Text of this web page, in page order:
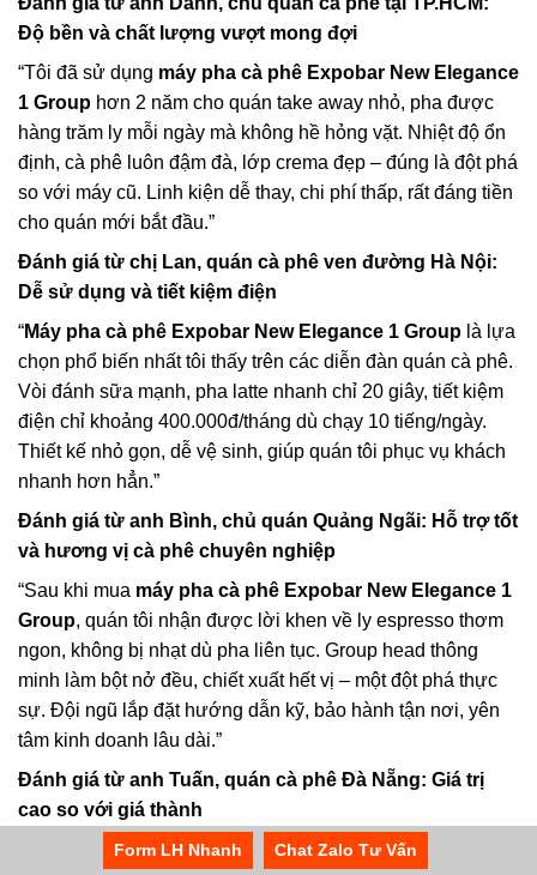
Form LH Nhanh Chat Zalo Tư Vấn
Độ bền và chất lượng vượt mong đợi
“Tôi đã sử dụng máy pha cà phê Expobar New Elegance
1 Group hơn 2 năm cho quán take away nhỏ, pha được
hàng trăm ly mỗi ngày mà không hề hỏng vặt. Nhiệt độ ổn
định, cà phê luôn đậm đà, lớp crema đẹp – đúng là đột phá
so với máy cũ. Linh kiện dễ thay, chi phí thấp, rất đáng tiền
cho quán mới bắt đầu.”
Đánh giá từ chị Lan, quán cà phê ven đường Hà Nội:
Dễ sử dụng và tiết kiệm điện
“Máy pha cà phê Expobar New Elegance 1 Group là lựa
chọn phổ biến nhất tôi thấy trên các diễn đàn quán cà phê.
Vòi đánh sữa mạnh, pha latte nhanh chỉ 20 giây, tiết kiệm
điện chỉ khoảng 400.000đ/tháng dù chạy 10 tiếng/ngày.
Thiết kế nhỏ gọn, dễ vệ sinh, giúp quán tôi phục vụ khách
nhanh hơn hẳn.”
Đánh giá từ anh Bình, chủ quán Quảng Ngãi: Hỗ trợ tốt
và hương vị cà phê chuyên nghiệp
“Sau khi mua máy pha cà phê Expobar New Elegance 1
Group, quán tôi nhận được lời khen về ly espresso thơm
ngon, không bị nhạt dù pha liên tục. Group head thông
minh làm bột nở đều, chiết xuất hết vị – một đột phá thực
sự. Đội ngũ lắp đặt hướng dẫn kỹ, bảo hành tận nơi, yên
tâm kinh doanh lâu dài.”
Đánh giá từ anh Tuấn, quán cà phê Đà Nẵng: Giá trị
cao so với giá thành
“Trong các truy vấn ‘máy pha cà phê 1 group giá tốt’,